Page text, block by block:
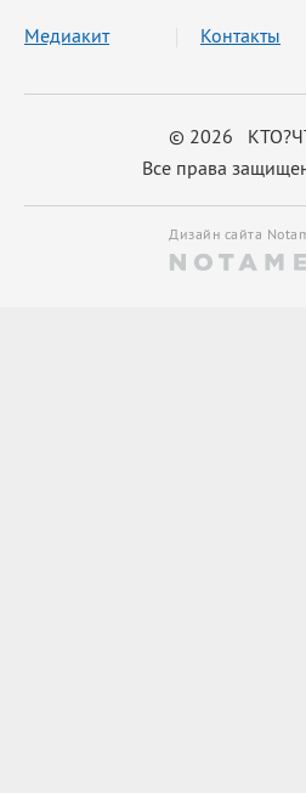
© 2026
Все права
Медиакит Контакты
Дизайн сайта